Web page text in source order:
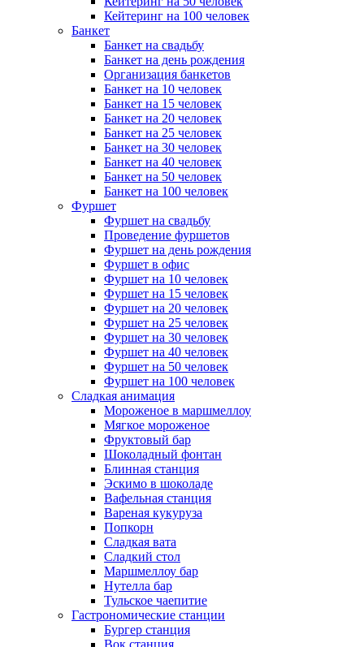
Кейтеринг на 100 человек
Банкет
Банкет на свадьбу
Банкет на день рождения
Организация банкетов
Банкет на 10 человек
Банкет на 15 человек
Банкет на 20 человек
Банкет на 25 человек
Банкет на 30 человек
Банкет на 40 человек
Банкет на 50 человек
Банкет на 100 человек
Фуршет
Фуршет на свадьбу
Проведение фуршетов
Фуршет на день рождения
Фуршет в офис
Фуршет на 10 человек
Фуршет на 15 человек
Фуршет на 20 человек
Фуршет на 25 человек
Фуршет на 30 человек
Фуршет на 40 человек
Фуршет на 50 человек
Фуршет на 100 человек
Сладкая анимация
Мороженое в маршмеллоу
Мягкое мороженое
Фруктовый бар
Шоколадный фонтан
Блинная станция
Эскимо в шоколаде
Вафельная станция
Вареная кукуруза
Попкорн
Сладкая вата
Сладкий стол
Маршмеллоу бар
Нутелла бар
Тульское чаепитие
Гастрономические станции
Бургер станция
Вок станция